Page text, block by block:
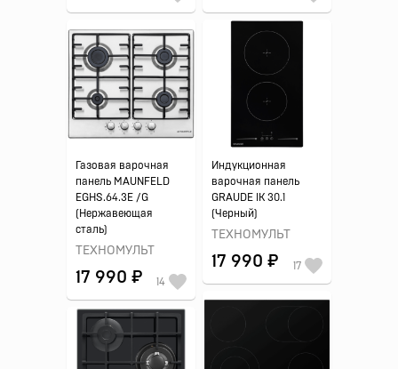
Газовая варочная
панель MAUNFELD
EGHS.64.3E /G
(Нержавеющая
сталь)
ТЕХНОМУЛЬТ
17 990 ₽ 14
Индукционная
варочная панель
GRAUDE IK 30.1
(Черный)
ТЕХНОМУЛЬТ
17 990 ₽ 17